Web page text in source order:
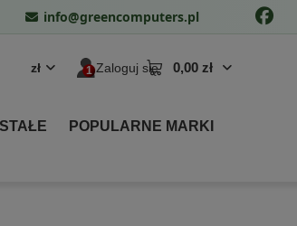
zł Zaloguj się 0,00 zł
POPULARNE MARKI
info@greencomputers.pl